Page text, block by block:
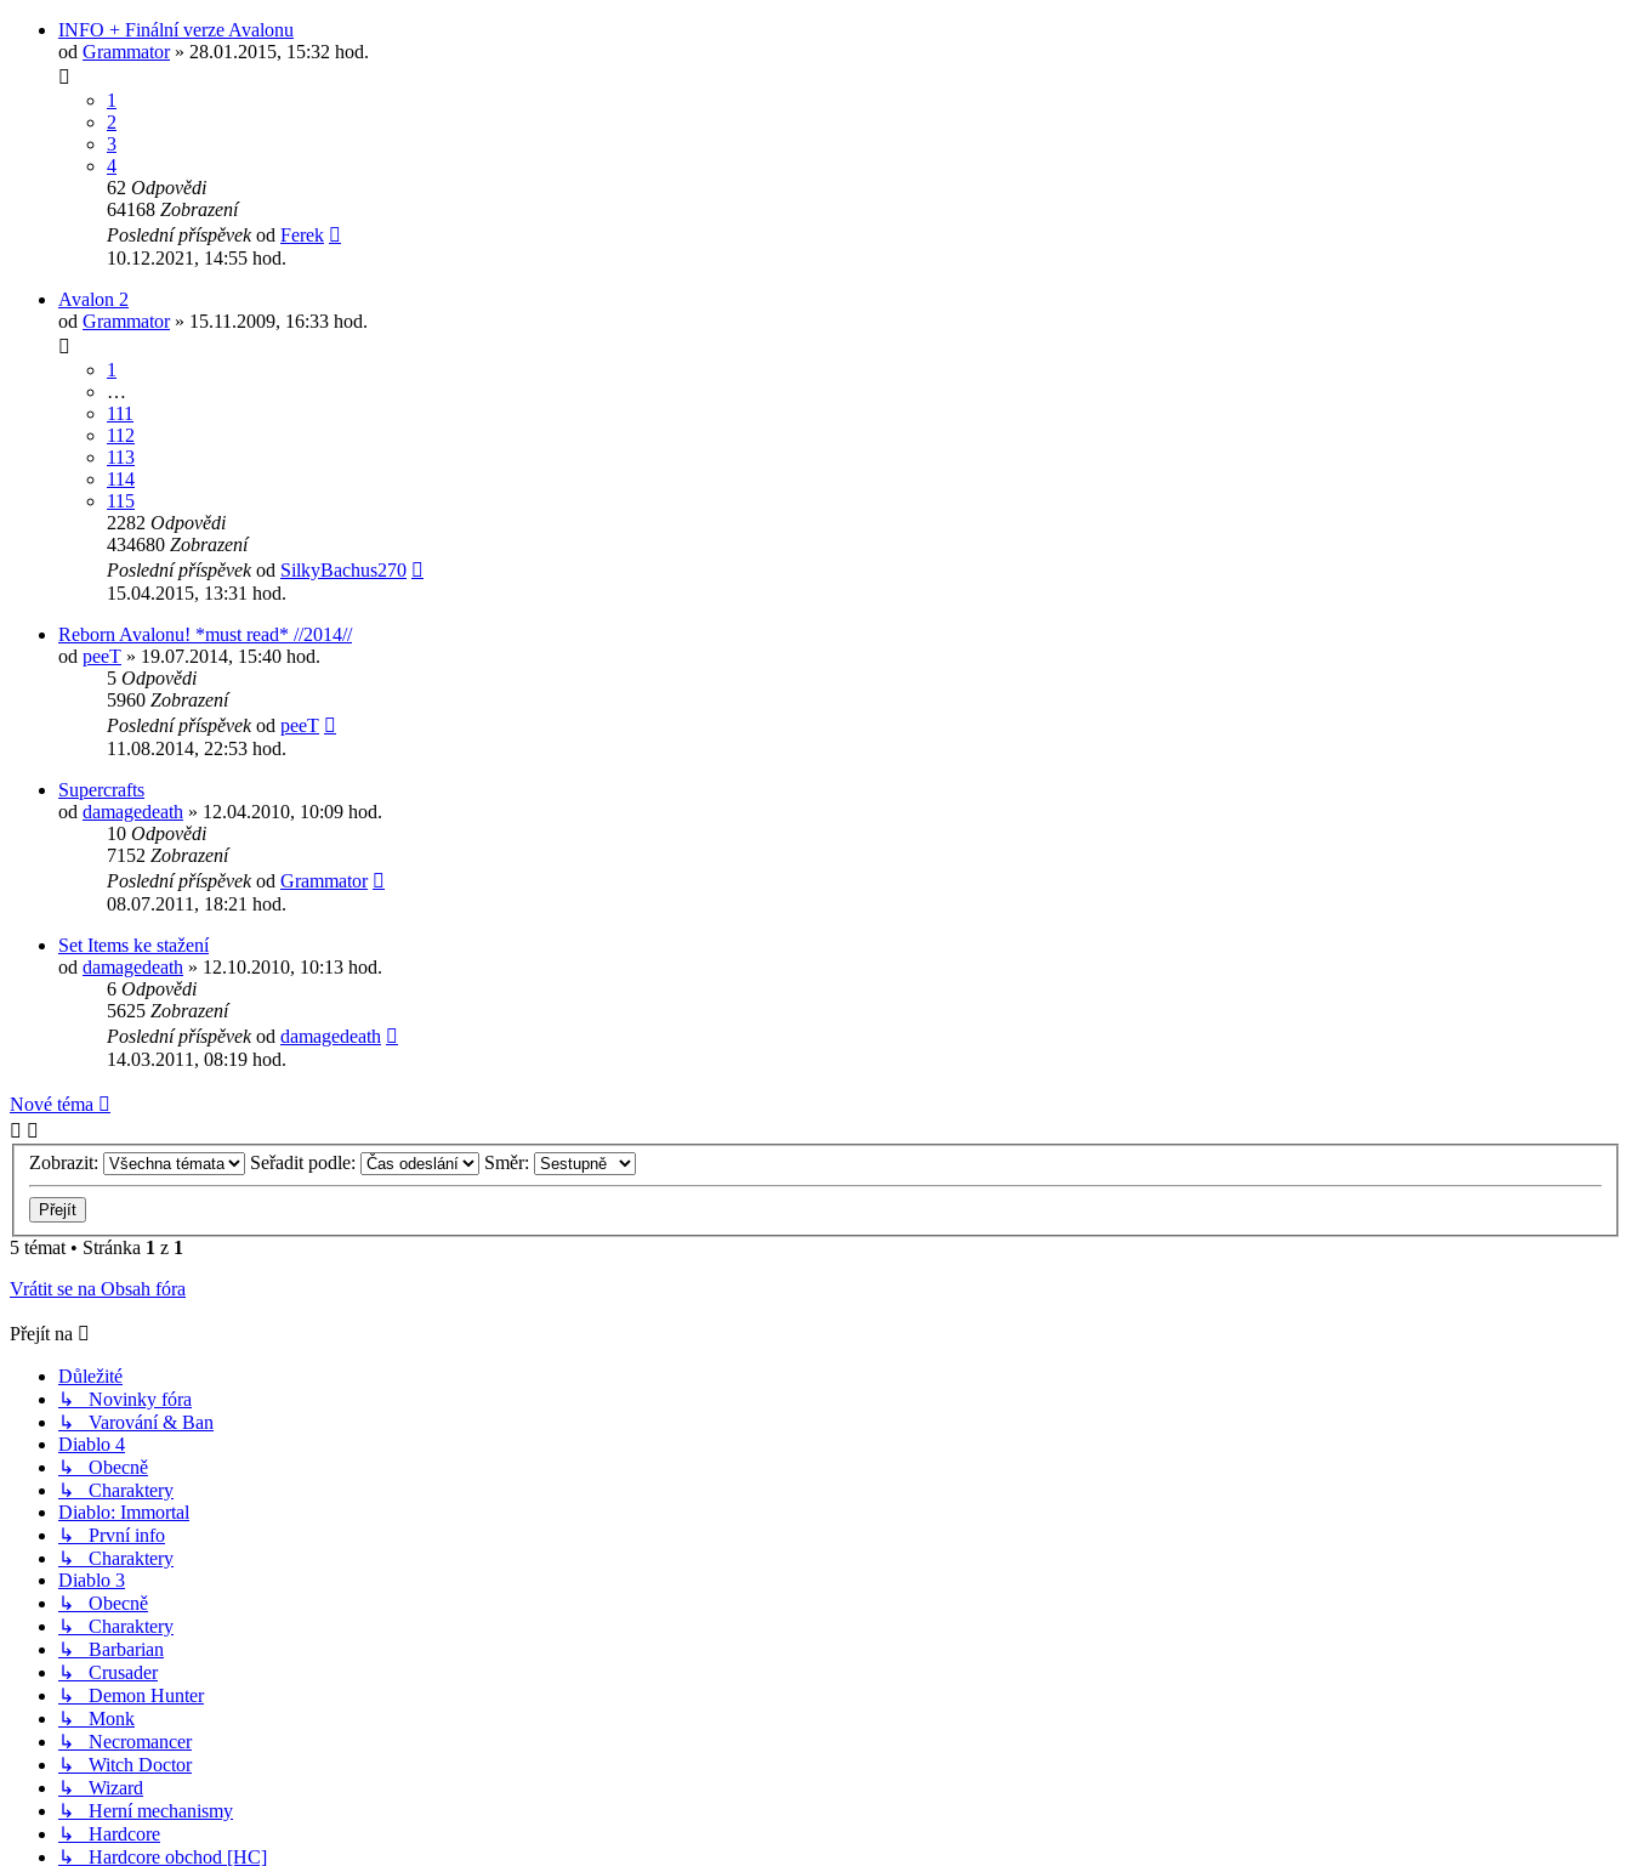
INFO + Finální verze Avalonu
od Grammator» 28.01.2015, 15:32 hod.
1
2
3
4
62 Odpovědi
64168 Zobrazení
Poslední příspěvekod Ferek
10.12.2021, 14:55 hod.
Avalon 2
od Grammator» 15.11.2009, 16:33 hod.
1
…
111
112
113
114
115
2282 Odpovědi
434680 Zobrazení
Poslední příspěvekod SilkyBachus270
15.04.2015, 13:31 hod.
Reborn Avalonu! *must read* //2014//
od peeT » 19.07.2014, 15:40 hod.
5 Odpovědi
5960 Zobrazení
Poslední příspěvekod peeT
11.08.2014, 22:53 hod.
Supercrafts
od damagedeath » 12.04.2010, 10:09 hod.
10 Odpovědi
7152 Zobrazení
Poslední příspěvekod Grammator
08.07.2011, 18:21 hod.
Set Items ke stažení
od damagedeath » 12.10.2010, 10:13 hod.
6 Odpovědi
5625 Zobrazení
Poslední příspěvekod damagedeath
14.03.2011, 08:19 hod.
Nové téma
Zobrazit: Seřadit podle: Směr:
5 témat • Stránka 1 z 1
Vrátit se na Obsah fóra
Přejít na
Důležité
↳ Novinky fóra
↳ Varování & Ban
Diablo 4
↳ Obecně
↳ Charaktery
Diablo: Immortal
↳ První info
↳ Charaktery
Diablo 3
↳ Obecně
↳ Charaktery
↳ Barbarian
↳ Crusader
↳ Demon Hunter
↳ Monk
↳ Necromancer
↳ Witch Doctor
↳ Wizard
↳ Herní mechanismy
↳ Hardcore
↳ Hardcore obchod [HC]